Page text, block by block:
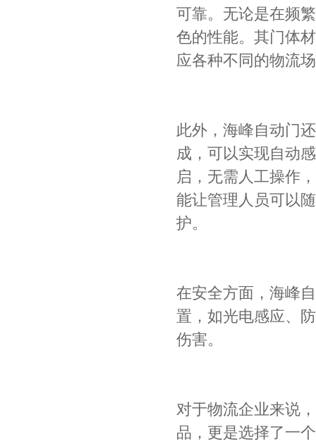
可靠。无论是在频
色的性能。其门体
应各种不同的物流
此外，海峰自动门
成，可以实现自动
启，无需人工操作
能让管理人员可以
护。
在安全方面，海峰
置，如光电感应、
伤害。
对于物流企业来说
品，更是选择了一